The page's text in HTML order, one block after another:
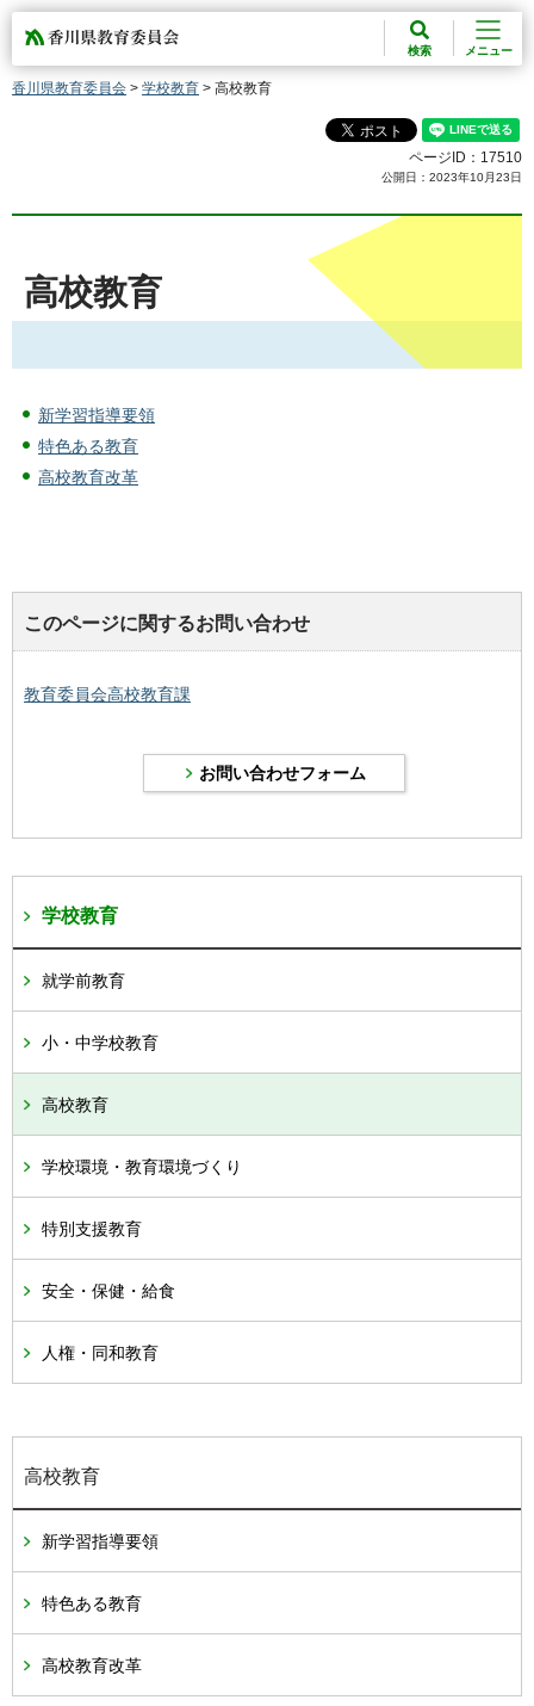
香川県教育委員会
検索 メニュー
香川県教育委員会 > 学校教育 > 高校教育
ページID：17510
公開日：2023年10月23日
高校教育
新学習指導要領
特色ある教育
高校教育改革
このページに関するお問い合わせ
教育委員会高校教育課
学校教育
就学前教育
小・中学校教育
高校教育
学校環境・教育環境づくり
特別支援教育
安全・保健・給食
人権・同和教育
高校教育
新学習指導要領
特色ある教育
高校教育改革